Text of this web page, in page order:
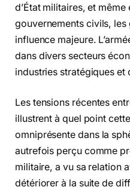
d’État militaires, et
gouvernements civils,
influence majeure.
dans divers secteurs
industries stratégiques et
Les tensions récentes
illustrent à quel point
omniprésente dans la
autrefois perçu comme
militaire, a vu sa relation
détériorer à la suite de